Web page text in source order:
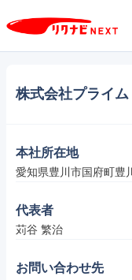
株式会社プライム
本社所在地
愛知県豊川市国府町豊
代表者
苅谷 繁治
お問い合わせ先